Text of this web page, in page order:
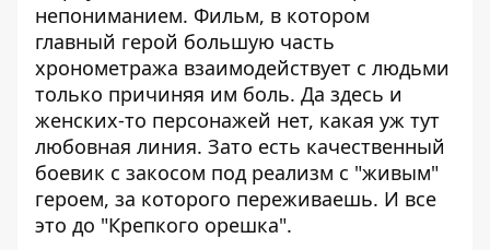
непониманием. Фильм, в котором
главный герой большую часть
хронометража взаимодействует с людьми
только причиняя им боль. Да здесь и
женских-то персонажей нет, какая уж тут
любовная линия. Зато есть качественный
боевик с закосом под реализм с "живым"
героем, за которого переживаешь. И все
это до "Крепкого орешка".